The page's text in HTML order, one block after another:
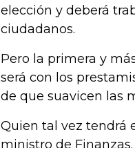
elección y deberá
ciudadanos.
Pero la primera y
será con los
de que suavicen las
Quien tal vez tendrá
ministro de